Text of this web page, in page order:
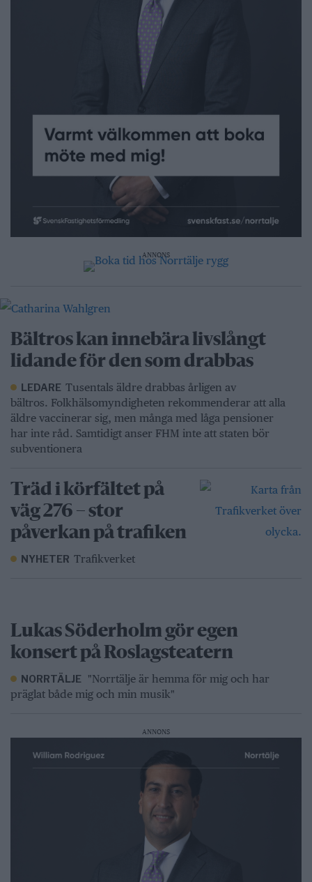
ANNONS
Bältros kan innebära livslångt
lidande för den som drabbas
LEDARE Tusentals äldre drabbas årligen av
bältros. Folkhälsomyndigheten rekommenderar att alla
äldre vaccinerar sig, men många med låga pensioner
har inte råd. Samtidigt anser FHM inte att staten bör
subventionera
Träd i körfältet på
väg 276 – stor
påverkan på trafiken
NYHETER Trafikverket
Lukas Söderholm gör egen
konsert på Roslagsteatern
NORRTÄLJE "Norrtälje är hemma för mig och har
präglat både mig och min musik"
ANNONS